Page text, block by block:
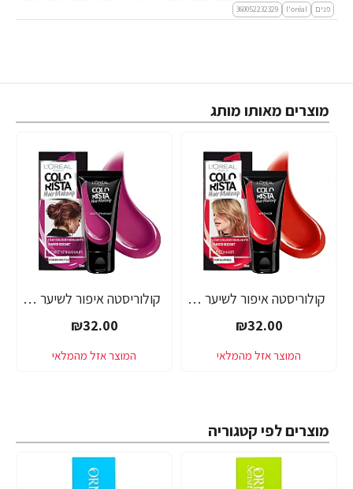
פנים
l'oréal
360052232329
מוצרים מאותו מותג
קולוריסטה איפור לשיער אדום 30 מ"ל - מבית L'OREAL PARIS
₪32.00
קולוריסטה איפור לשיער ורוד כהה 30 מ"ל - מבית L'OREAL PARIS
₪32.00
מוצרים לפי קטגוריה